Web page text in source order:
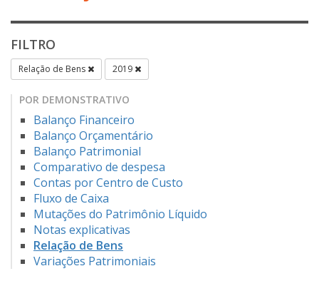
FILTRO
Relação de Bens 2019
POR DEMONSTRATIVO
Balanço Financeiro
Balanço Orçamentário
Balanço Patrimonial
Comparativo de despesa
Contas por Centro de Custo
Fluxo de Caixa
Mutações do Patrimônio Líquido
Notas explicativas
Relação de Bens
Variações Patrimoniais